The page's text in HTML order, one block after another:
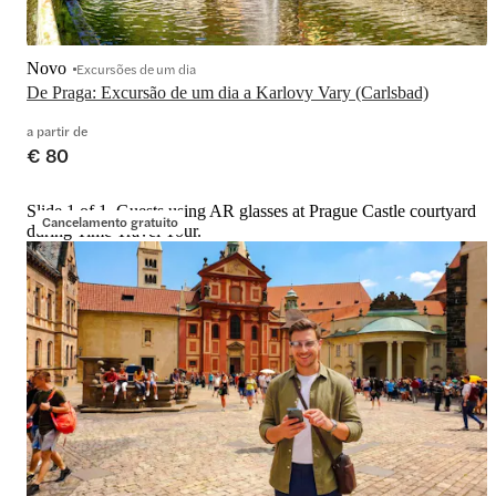
De Praga: Excursão de um dia a Karlovy Vary (Carlsbad)
Novo Excursões de um dia
a partir de
€ 80
Cancelamento gratuito
Slide 1 of 1, Guests using AR glasses at Prague Castle courtyard
during Time Travel Tour.